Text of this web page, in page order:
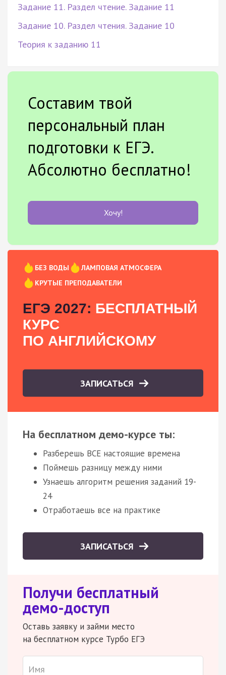
Задание 11. Раздел чтение. Задание 11
Задание 10. Раздел чтения. Задание 10
Теория к заданию 11
Составим твой
персональный план
подготовки к ЕГЭ.
Абсолютно бесплатно!
Хочу!
БЕЗ ВОДЫ
ЛАМПОВАЯ АТМОСФЕРА
КРУТЫЕ ПРЕПОДАВАТЕЛИ
ЕГЭ 2027: БЕСПЛАТНЫЙ
КУРС
ПО АНГЛИЙСКОМУ
ЗАПИСАТЬСЯ
На бесплатном демо-курсе ты:
Разберешь ВСЕ настоящие времена
Поймешь разницу между ними
Узнаешь алгоритм решения заданий 19-
24
Отработаешь все на практике
ЗАПИСАТЬСЯ
Получи бесплатный
демо-доступ
Оставь заявку и займи место
на бесплатном курсе Турбо ЕГЭ